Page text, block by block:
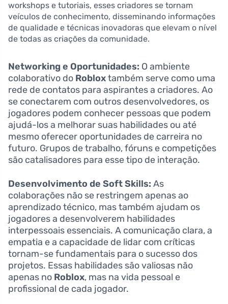
workshops e tutoriais, esses criadores se tornam
veículos de conhecimento, disseminando informações
de qualidade e técnicas inovadoras que elevam o nível
de todas as criações da comunidade.
Networking e Oportunidades: O ambiente
colaborativo do Robloxtambém serve como uma
rede de contatos para aspirantes a criadores. Ao
se conectarem com outros desenvolvedores, os
jogadores podem conhecer pessoas que podem
ajudá-los a melhorar suas habilidades ou até
mesmo oferecer oportunidades de carreira no
futuro. Grupos de trabalho, fóruns e competições
são catalisadores para esse tipo de interação.
Desenvolvimento de Soft Skills: As
colaborações não se restringem apenas ao
aprendizado técnico, mas também ajudam os
jogadores a desenvolverem habilidades
interpessoais essenciais. A comunicação clara, a
empatia e a capacidade de lidar com críticas
tornam-se fundamentais para o sucesso dos
projetos. Essas habilidades são valiosas não
apenas no Roblox, mas na vida pessoal e
profissional de cada jogador.